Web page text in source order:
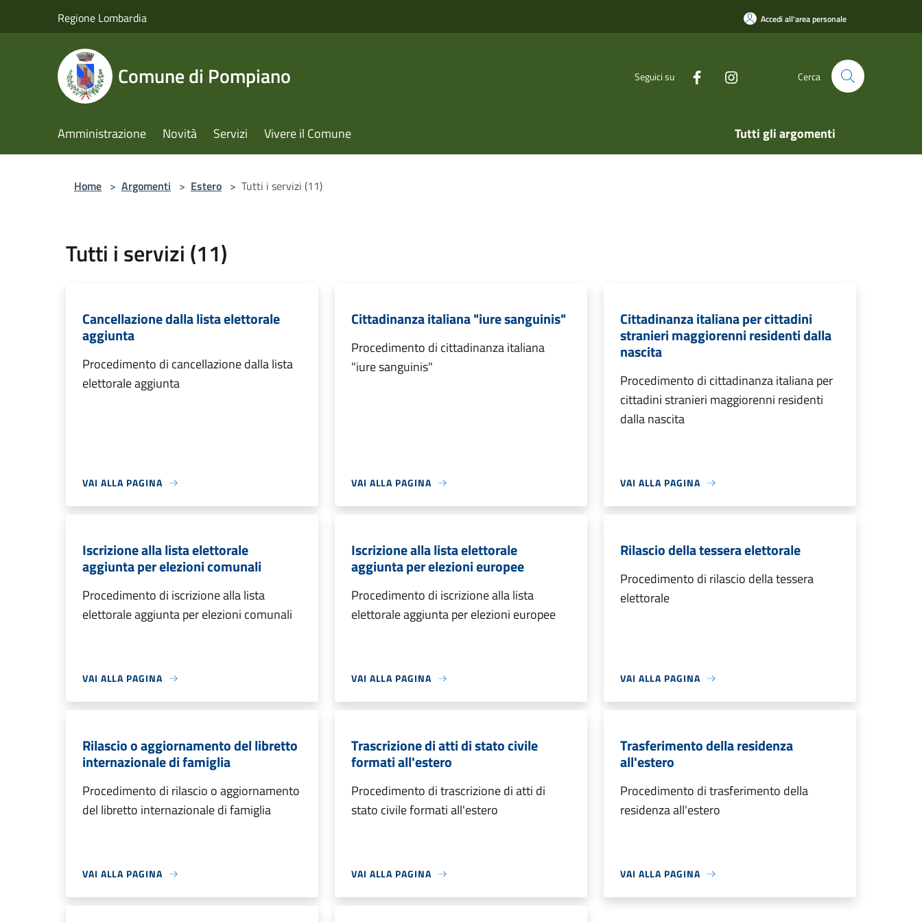
Regione Lombardia Accedi all'area personale
Comune di Pompiano Seguici su Cerca
Amministrazione Novità Servizi Vivere il Comune Tutti gli argomenti
Home > Argomenti > Estero > Tutti i servizi (11)
Tutti i servizi (11)
Cancellazione dalla lista elettorale
aggiunta
Procedimento di cancellazione dalla lista
elettorale aggiunta
VAI ALLA PAGINA
Cittadinanza italiana "iure sanguinis"
Procedimento di cittadinanza italiana
"iure sanguinis"
VAI ALLA PAGINA
Cittadinanza italiana per cittadini
stranieri maggiorenni residenti dalla
nascita
Procedimento di cittadinanza italiana per
cittadini stranieri maggiorenni residenti
dalla nascita
VAI ALLA PAGINA
Iscrizione alla lista elettorale
aggiunta per elezioni comunali
Procedimento di iscrizione alla lista
elettorale aggiunta per elezioni comunali
VAI ALLA PAGINA
Iscrizione alla lista elettorale
aggiunta per elezioni europee
Procedimento di iscrizione alla lista
elettorale aggiunta per elezioni europee
VAI ALLA PAGINA
Rilascio della tessera elettorale
Procedimento di rilascio della tessera
elettorale
VAI ALLA PAGINA
Rilascio o aggiornamento del libretto
internazionale di famiglia
Procedimento di rilascio o aggiornamento
del libretto internazionale di famiglia
VAI ALLA PAGINA
Trascrizione di atti di stato civile
formati all'estero
Procedimento di trascrizione di atti di
stato civile formati all'estero
VAI ALLA PAGINA
Trasferimento della residenza
all'estero
Procedimento di trasferimento della
residenza all'estero
VAI ALLA PAGINA